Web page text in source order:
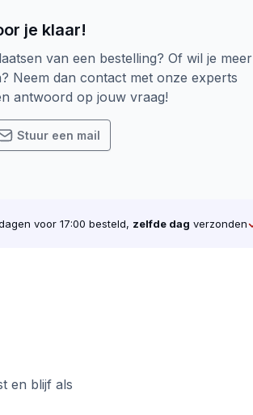
Gemaakt om te blijven.
je klaar!
van een bestelling? Of wil je meer
Neem dan contact met onze experts
antwoord op jouw vraag!
Stuur een mail
voor 17:00 besteld, zelfde dag verzonden
en blijf als